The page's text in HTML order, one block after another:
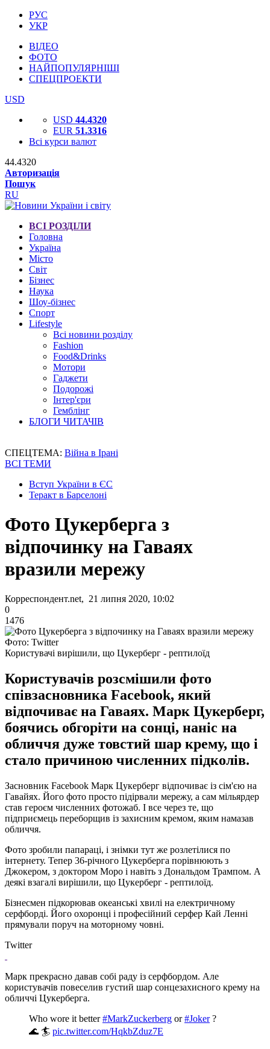
РУС
УКР
ВІДЕО
ФОТО
НАЙПОПУЛЯРНІШІ
СПЕЦПРОЕКТИ
USD
USD 44.4320
EUR 51.3316
Всі курси валют
44.4320
Авторизація
Пошук
RU
ВСІ РОЗДІЛИ
Головна
Україна
Місто
Світ
Бізнес
Наука
Шоу-бізнес
Спорт
Lifestyle
Всі новини розділу
Fashion
Food&Drinks
Мотори
Гаджети
Подорожі
Інтер'єри
Гемблінг
БЛОГИ ЧИТАЧІВ
СПЕЦТЕМА: Війна в Ірані
ВСІ ТЕМИ
Вступ України в ЄС
Теракт в Барселоні
Фото Цукерберга з
відпочинку на Гаваях
вразили мережу
Корреспондент.net, 21 липня 2020, 10:02
0
1476
Фото: Twitter
Користувачі вирішили, що Цукерберг - рептилоїд
Користувачів розсмішили фото
співзасновника Facebook, який
відпочиває на Гаваях. Марк Цукерберг,
боячись обгоріти на сонці, наніс на
обличчя дуже товстий шар крему, що і
стало причиною численних підколів.
Засновник Facebook Марк Цукерберг відпочиває із сім'єю на
Гавайях. Його фото просто підірвали мережу, а сам мільярдер
став героєм численних фотожаб. І все через те, що
підприємець переборщив із захисним кремом, яким намазав
обличчя.
Фото зробили папараці, і знімки тут же розлетілися по
інтернету. Тепер 36-річного Цукерберга порівнюють з
Джокером, з доктором Моро і навіть з Дональдом Трампом. А
деякі взагалі вирішили, що Цукерберг - рептилоїд.
Бізнесмен підкорював океанські хвилі на електричному
серфборді. Його охоронці і професійний серфер Кай Ленні
прямували поруч на моторному човні.
Twitter
Марк прекрасно давав собі раду із серфбордом. Але
користувачів повеселив густий шар сонцезахисного крему на
обличчі Цукерберга.
Who wore it better#MarkZuckerberg or#Joker?
🌊 🏄 pic.twitter.com/HqkbZduz7E